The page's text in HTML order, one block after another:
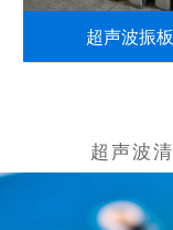
超声波振板